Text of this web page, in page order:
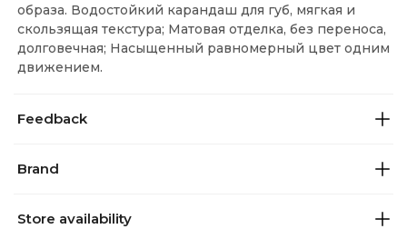
образа. Водостойкий карандаш для губ, мягкая и
скользящая текстура; Матовая отделка, без переноса,
долговечная; Насыщенный равномерный цвет одним
движением.
Feedback
Brand
Store availability